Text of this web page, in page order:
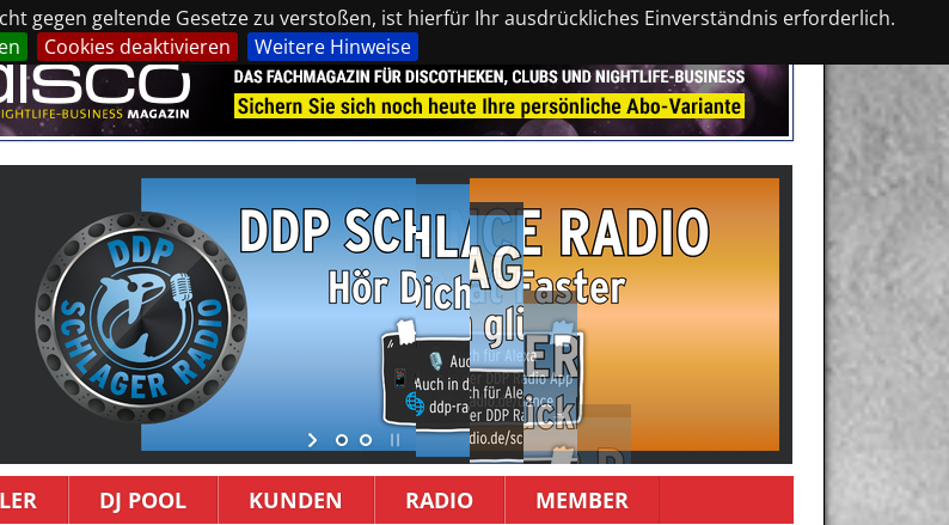
gegen geltende Gesetze zu verstoßen, ist hierfür Ihr ausdrückliches Einverständnis erforderlich.
Cookies deaktivieren Weitere Hinweise
DJ POOL KUNDEN RADIO MEMBER